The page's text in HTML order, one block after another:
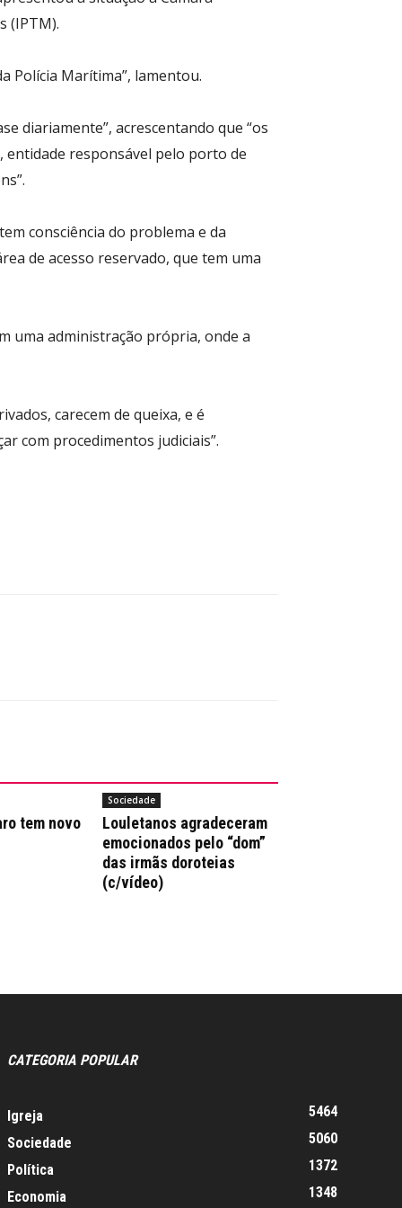
(IPTM).
Polícia Marítima”, lamentou.
diariamente”, acrescentando que “os
responsável pelo porto de
consciência do problema e da
de acesso reservado, que tem uma
uma administração própria, onde a
carecem de queixa, e é
com procedimentos judiciais”.
tem novo
Sociedade
Louletanos agradeceram
emocionados pelo “dom”
das irmãs doroteias
(c/vídeo)
CATEGORIA POPULAR
Igreja
5464
Sociedade
5060
Política
1372
Economia
1348